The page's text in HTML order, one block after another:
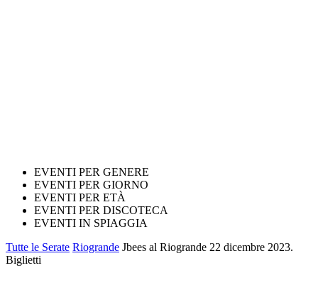
EVENTI PER GENERE
EVENTI PER GIORNO
EVENTI PER ETÀ
EVENTI PER DISCOTECA
EVENTI IN SPIAGGIA
Tutte le Serate Riogrande Jbees al Riogrande 22 dicembre 2023.
Biglietti